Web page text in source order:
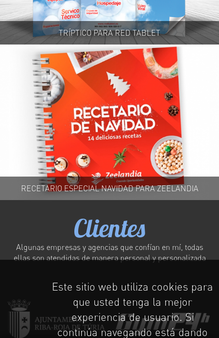
TRÍPTICO PARA RED TABLET
RECETARIO ESPECIAL NAVIDAD PARA ZEELANDIA
Clientes
Algunas empresas y agencias que confían en mí, todas
ellas son atendidas de manera personal y personalizada
Este sitio web utiliza cookies para
que usted tenga la mejor
experiencia de usuario. Si
continúa navegando está dando